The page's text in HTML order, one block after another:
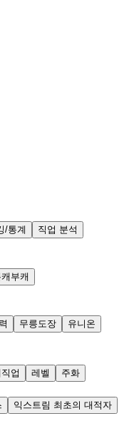
/통계
직업 분석
부캐
무릉도장
유니온
업 레벨 주화
익스트림 최초의 대적자